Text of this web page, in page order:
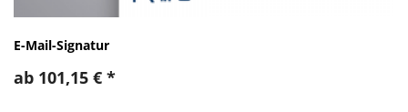
E-Mail-Signatur
ab 101,15 € *